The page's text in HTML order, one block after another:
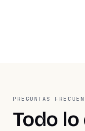
PREGUNTAS
Todo